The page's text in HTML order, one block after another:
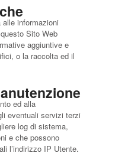
alle informazioni
Sito Web
aggiuntive e
o la raccolta ed il
ed alla
eventuali servizi terzi
log di sistema,
e che possono
l’indirizzo IP Utente.